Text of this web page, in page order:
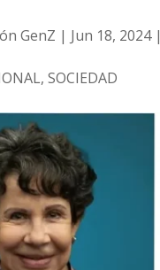
GenZ | Jun 18, 2024|
, SOCIEDAD